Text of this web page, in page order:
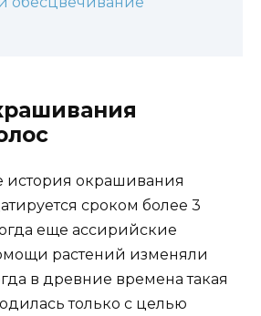
окрашивания
сроком более 3
еще ассирийские
растений изменяли
в древние времена такая
только с целью